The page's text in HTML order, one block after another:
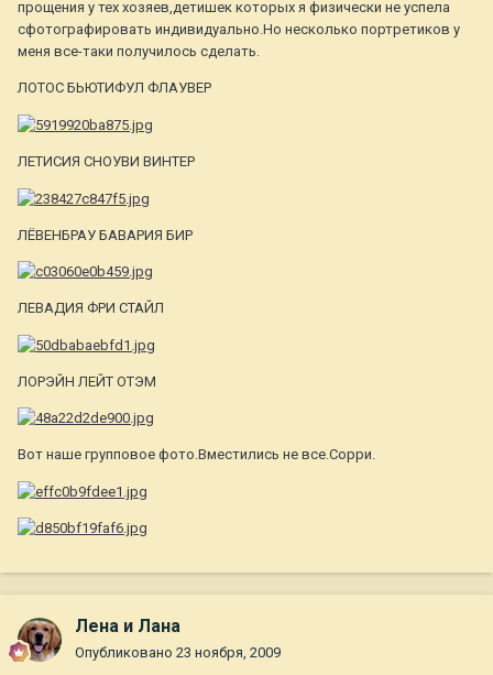
прощения у тех хозяев,детишек которых я физически не успела
сфотографировать индивидуально.Но несколько портретиков у
меня все-таки получилось сделать.
ЛОТОС БЬЮТИФУЛ ФЛАУВЕР
ЛЕТИСИЯ СНОУВИ ВИНТЕР
ЛЁВЕНБРАУ БАВАРИЯ БИР
ЛЕВАДИЯ ФРИ СТАЙЛ
ЛОРЭЙН ЛЕЙТ ОТЭМ
Вот наше групповое фото.Вместились не все.Сорри.
Лена и Лана
Опубликовано 23 ноября, 2009